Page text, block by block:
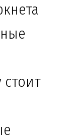
стоит